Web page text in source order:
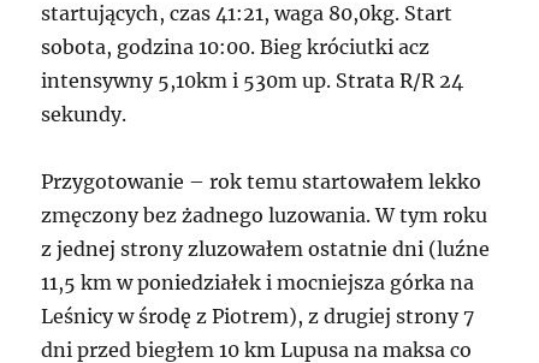
startujących, czas 41:21, waga 80,0kg. Start
sobota, godzina 10:00. Bieg króciutki acz
intensywny 5,10km i 530m up. Strata R/R 24
sekundy.
Przygotowanie – rok temu startowałem lekko
zmęczony bez żadnego luzowania. W tym roku
z jednej strony zluzowałem ostatnie dni (luźne
11,5 km w poniedziałek i mocniejsza górka na
Leśnicy w środę z Piotrem), z drugiej strony 7
dni przed biegłem 10 km Lupusa na maksa co